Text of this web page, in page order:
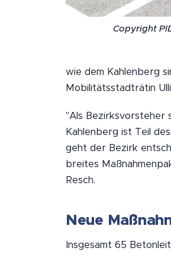
Copyright
wie dem Kahlenberg
Mobilitätsstadträtin Ulli
"Als Bezirksvorsteher
Kahlenberg ist Teil
geht der Bezirk
breites
Resch.
Neue
Insgesamt 65